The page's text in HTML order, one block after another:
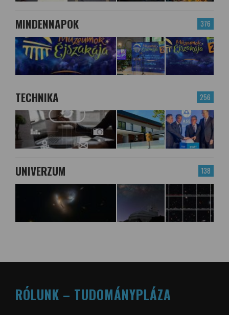
376
MINDENNAPOK
256
TECHNIKA
138
UNIVERZUM
RÓLUNK – TUDOMÁNYPLÁZA